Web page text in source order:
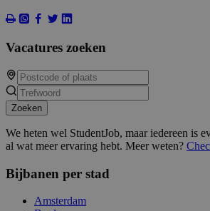
Vacatures zoeken
Zoeken
We heten wel StudentJob, maar iedereen is
al wat meer ervaring hebt. Meer weten?
Bijbanen per stad
Amsterdam